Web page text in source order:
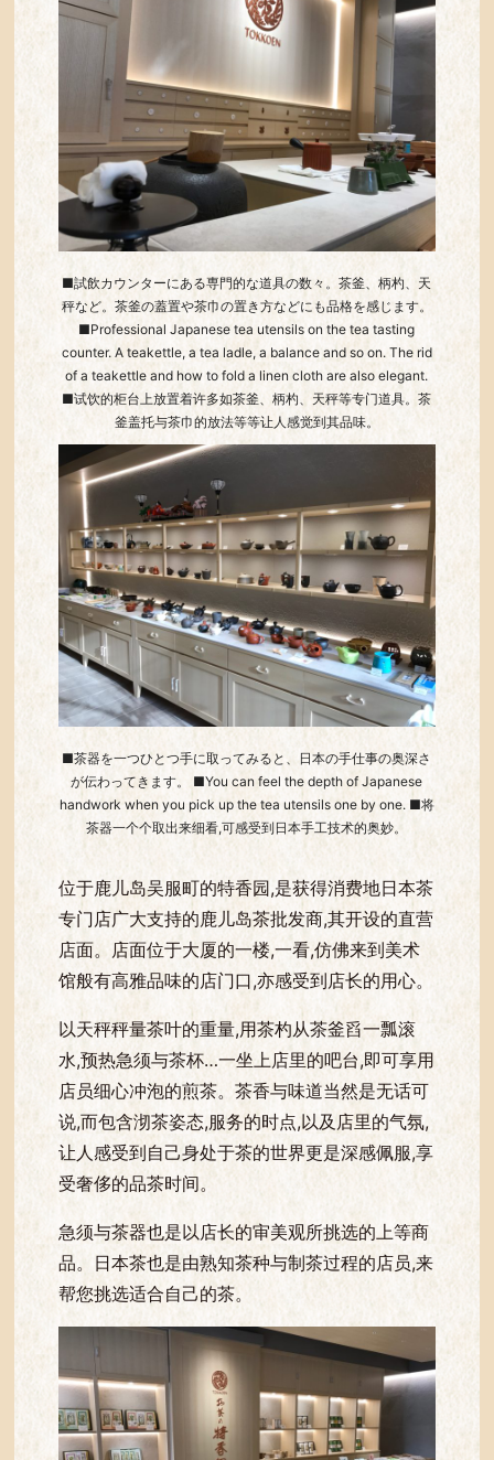
■試飲カウンターにある専門的な道具の数々。茶釜、柄杓、天
秤など。茶釜の蓋置や茶巾の置き方などにも品格を感じます。
■Professional Japanese tea utensils on the tea tasting
counter. A teakettle, a tea ladle, a balance and so on. The rid
of a teakettle and how to fold a linen cloth are also elegant.
■试饮的柜台上放置着许多如茶釜、柄杓、天秤等专门道具。茶
釜盖托与茶巾的放法等等让人感觉到其品味。
■茶器を一つひとつ手に取ってみると、日本の手仕事の奥深さ
が伝わってきます。 ■You can feel the depth of Japanese
handwork when you pick up the tea utensils one by one. ■将
茶器一个个取出来细看,可感受到日本手工技术的奥妙。
位于鹿儿岛吴服町的特香园,是获得消费地日本茶
专门店广大支持的鹿儿岛茶批发商,其开设的直营
店面。店面位于大厦的一楼,一看,仿佛来到美术
馆般有高雅品味的店门口,亦感受到店长的用心。
以天秤秤量茶叶的重量,用茶杓从茶釜舀一瓢滚
水,预热急须与茶杯…一坐上店里的吧台,即可享用
店员细心冲泡的煎茶。茶香与味道当然是无话可
说,而包含沏茶姿态,服务的时点,以及店里的气氛,
让人感受到自己身处于茶的世界更是深感佩服,享
受奢侈的品茶时间。
急须与茶器也是以店长的审美观所挑选的上等商
品。日本茶也是由熟知茶种与制茶过程的店员,来
帮您挑选适合自己的茶。